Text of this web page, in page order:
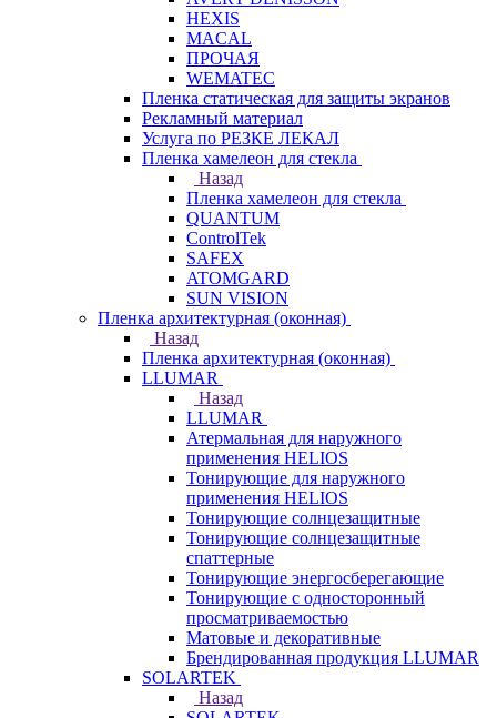
HEXIS
MACAL
ПРОЧАЯ
WEMATEC
Пленка статическая для защиты экранов
Рекламный материал
Услуга по РЕЗКЕ ЛЕКАЛ
Пленка хамелеон для стекла
Назад
Пленка хамелеон для стекла
QUANTUM
ControlTek
SAFEX
ATOMGARD
SUN VISION
Пленка архитектурная (оконная)
Назад
Пленка архитектурная (оконная)
LLUMAR
Назад
LLUMAR
Атермальная для наружного
применения HELIOS
Тонирующие для наружного
применения HELIOS
Тонирующие солнцезащитные
Тонирующие солнцезащитные
спаттерные
Тонирующие энергосберегающие
Тонирующие с односторонный
просматриваемостью
Матовые и декоративные
Брендированная продукция LLUMAR
SOLARTEK
Назад